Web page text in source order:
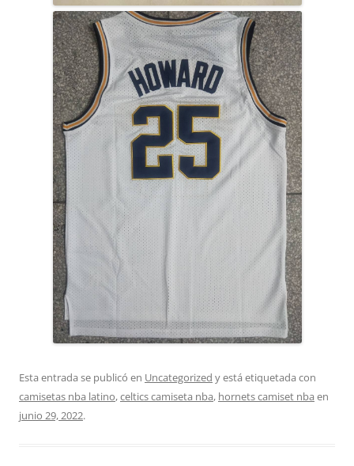
Esta entrada se publicó en Uncategorized y está etiquetada con
camisetas nba latino,celtics camiseta nba, hornets camiset nba en
junio 29, 2022.